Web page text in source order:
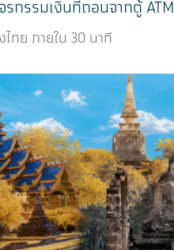
รกรรมเงินที่ถอนจากตู้ ATM
ไทย ภายใน 30 นาที